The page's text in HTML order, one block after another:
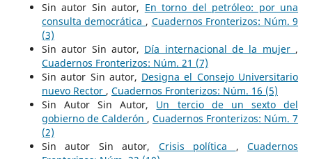
Sin autor Sin autor, En torno del petróleo: por una
consulta democrática , Cuadernos Fronterizos: Núm. 9
(3)
Sin autor Sin autor, Día internacional de la mujer ,
Cuadernos Fronterizos: Núm. 21 (7)
Sin autor Sin autor, Designa el Consejo Universitario
nuevo Rector , Cuadernos Fronterizos: Núm. 16 (5)
Sin Autor Sin Autor, Un tercio de un sexto del
gobierno de Calderón ,Cuadernos Fronterizos: Núm. 7
(2)
Sin autor Sin autor, Crisis política ,Cuadernos